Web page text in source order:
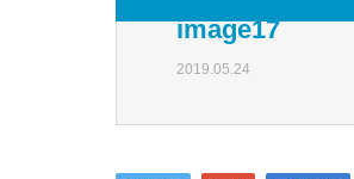
image17
2019.05.24